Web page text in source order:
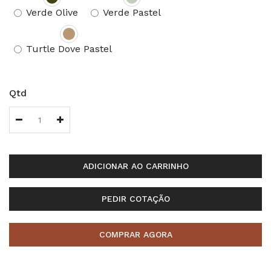
Verde Olive Verde Pastel
Turtle Dove Pastel
Qtd
ADICIONAR AO CARRINHO
PEDIR COTAÇÃO
COMPRAR AGORA